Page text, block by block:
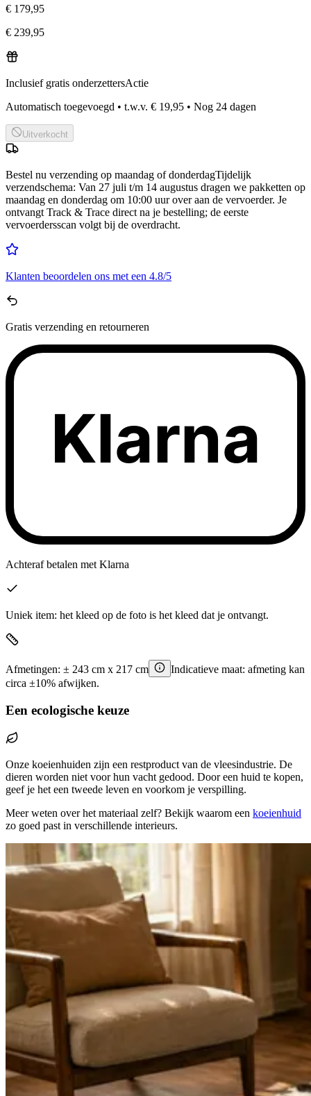
€ 179,95
€ 239,95
Inclusief gratis onderzettersActie
Automatisch toegevoegd • t.w.v. € 19,95 • Nog 24 dagen
Uitverkocht
Bestel nu verzending op maandag of donderdagTijdelijk
verzendschema: Van 27 juli t/m 14 augustus dragen we pakketten op
maandag en donderdag om 10:00 uur over aan de vervoerder. Je
ontvangt Track & Trace direct na je bestelling; de eerste
vervoerdersscan volgt bij de overdracht.
Klanten beoordelen ons met een 4.8/5
Gratis verzending en retourneren
Klarna
Achteraf betalen met Klarna
Uniek item: het kleed op de foto is het kleed dat je ontvangt.
Afmetingen: ± 243 cm x 217 cm
Indicatieve maat: afmeting kan
circa ±10% afwijken.
Een ecologische keuze
Onze koeienhuiden zijn een restproduct van de vleesindustrie. De
dieren worden niet voor hun vacht gedood. Door een huid te kopen,
geef je het een tweede leven en voorkom je verspilling.
Meer weten over het materiaal zelf? Bekijk waarom een koeienhuid
zo goed past in verschillende interieurs.